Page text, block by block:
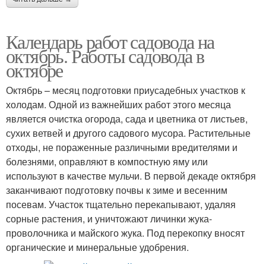
Календарь работ садовода на
октябрь. Работы садовода в
октябре
Октябрь – месяц подготовки приусадебных участков к
холодам. Одной из важнейших работ этого месяца
является очистка огорода, сада и цветника от листьев,
сухих ветвей и другого садового мусора. Растительные
отходы, не пораженные различными вредителями и
болезнями, оправляют в компостную яму или
используют в качестве мульчи. В первой декаде октября
заканчивают подготовку почвы к зиме и весенним
посевам. Участок тщательно перекапывают, удаляя
сорные растения, и уничтожают личинки жука-
проволочника и майского жука. Под перекопку вносят
органические и минеральные удобрения.